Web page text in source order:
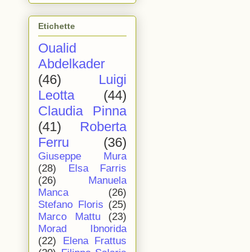
Etichette
Oualid
Abdelkader
(46)
Luigi
Leotta
(44)
Claudia Pinna
(41)
Roberta
Ferru
(36)
Giuseppe Mura
(28)
Elsa Farris
(26)
Manuela
Manca
(26)
Stefano Floris (25)
Marco Mattu
(23)
Morad Ibnorida
(22)
Elena Frattus